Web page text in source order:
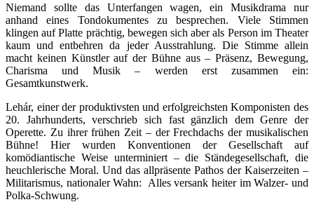
Niemand sollte das Unterfangen wagen, ein Musikdrama nur
anhand eines Tondokumentes zu besprechen. Viele Stimmen
klingen auf Platte prächtig, bewegen sich aber als Person im Theater
kaum und entbehren da jeder Ausstrahlung. Die Stimme allein
macht keinen Künstler auf der Bühne aus – Präsenz, Bewegung,
Charisma und Musik – werden erst zusammen ein:
Gesamtkunstwerk.
Lehár, einer der produktivsten und erfolgreichsten Komponisten des
20. Jahrhunderts, verschrieb sich fast gänzlich dem Genre der
Operette. Zu ihrer frühen Zeit – der Frechdachs der musikalischen
Bühne! Hier wurden Konventionen der Gesellschaft auf
komödiantische Weise unterminiert – die Ständegesellschaft, die
heuchlerische Moral. Und das allpräsente Pathos der Kaiserzeiten –
Militarismus, nationaler Wahn: Alles versank heiter im Walzer- und
Polka-Schwung.